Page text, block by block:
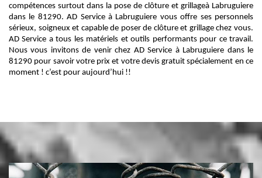
compétences surtout dans la pose de clôture et grillageà Labruguiere
dans le 81290. AD Service à Labruguiere vous offre ses personnels
sérieux, soigneux et capable de poser de clôture et grillage chez vous.
AD Service a tous les matériels et outils performants pour ce travail.
Nous vous invitons de venir chez AD Service à Labruguiere dans le
81290 pour savoir votre prix et votre devis gratuit spécialement en ce
moment ! c’est pour aujourd’hui !!